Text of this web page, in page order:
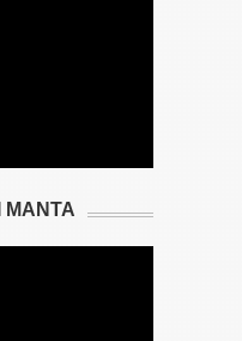
MANTA